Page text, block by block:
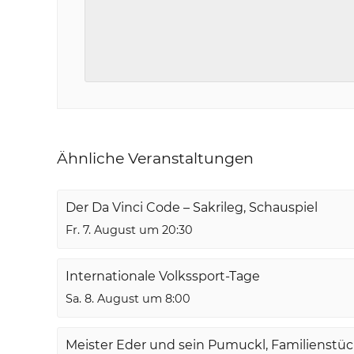
Ähnliche Veranstaltungen
Der Da Vinci Code – Sakrileg, Schauspiel
Fr. 7. August um 20:30
Internationale Volkssport-Tage
Sa. 8. August um 8:00
Meister Eder und sein Pumuckl,